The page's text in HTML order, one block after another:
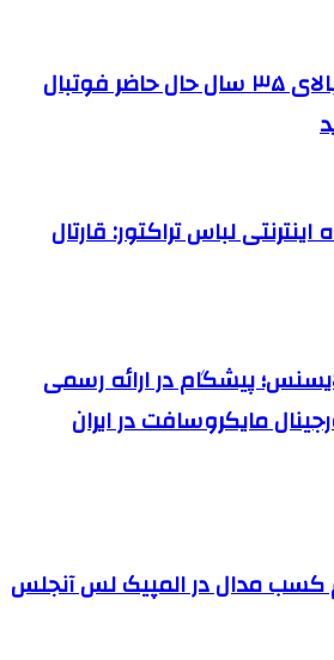
با ۱۵ بازیکن برتر بالای ۳۵ سال حال حاضر فوتبال
لباس تراکتور: قارتال
پیشگام در ارائه رسمی
مایکروسافت در ایران
کسب مدال در المپیک لس آنجلس